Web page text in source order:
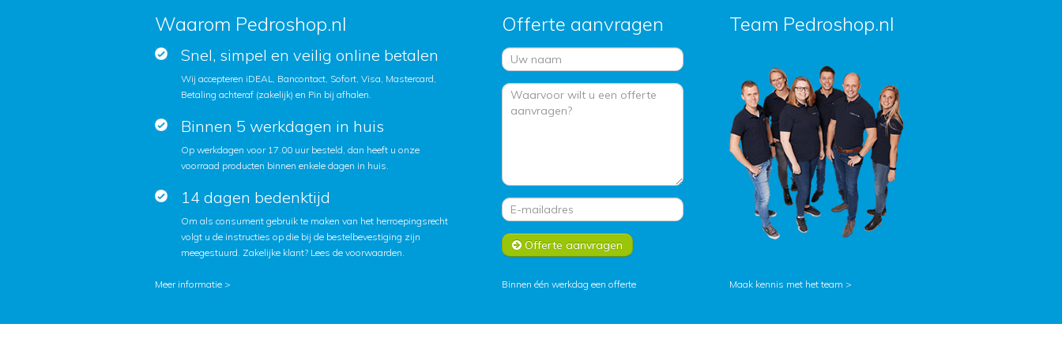
Waarom Pedroshop.nl
Snel, simpel en veilig online betalen
Wij accepteren iDEAL, Bancontact, Sofort, Visa, Mastercard,
Betaling achteraf (zakelijk) en Pin bij afhalen.
Binnen 5 werkdagen in huis
Op werkdagen voor 17.00 uur besteld, dan heeft u onze
voorraad producten binnen enkele dagen in huis.
14 dagen bedenktijd
Om als consument gebruik te maken van het herroepingsrecht
volgt u de instructies op die bij de bestelbevestiging zijn
meegestuurd. Zakelijke klant? Lees de voorwaarden.
Offerte aanvragen
Offerte aanvragen
Team Pedroshop.nl
Meer informatie > Binnen één werkdag een offerte Maak kennis met het team >